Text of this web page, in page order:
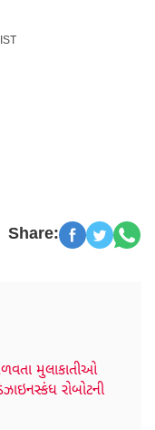
Share:
મુલાકાતીઓ
રોબોટની